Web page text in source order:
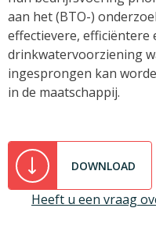
aan het (BTO-)
effectievere, efficiëntere
drinkwatervoorziening
ingesprongen kan
in de maatschappij.
DOWNLOAD
Heeft u een vraag